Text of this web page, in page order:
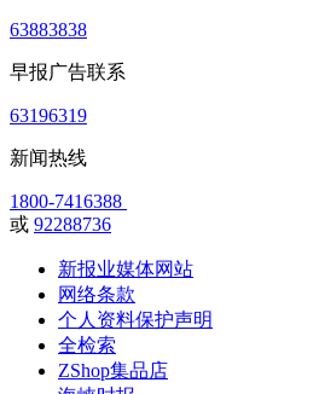
63883838
早报广告联系
63196319
新闻热线
1800-7416388
或 92288736
新报业媒体网站
网络条款
个人资料保护声明
全检索
ZShop集品店